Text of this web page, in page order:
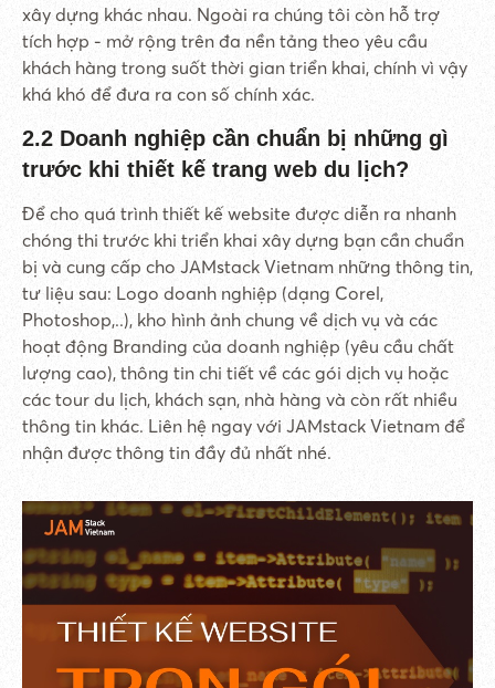
xây dựng khác nhau. Ngoài ra chúng tôi còn hỗ trợ
tích hợp - mở rộng trên đa nền tảng theo yêu cầu
khách hàng trong suốt thời gian triển khai, chính vì vậy
khá khó để đưa ra con số chính xác.
2.2 Doanh nghiệp cần chuẩn bị những gì
trước khi thiết kế trang web du lịch?
Để cho quá trình thiết kế website được diễn ra nhanh
chóng thi trước khi triển khai xây dựng bạn cần chuẩn
bị và cung cấp cho JAMstack Vietnam những thông tin,
tư liệu sau: Logo doanh nghiệp (dạng Corel,
Photoshop,..), kho hình ảnh chung về dịch vụ và các
hoạt động Branding của doanh nghiệp (yêu cầu chất
lượng cao), thông tin chi tiết về các gói dịch vụ hoặc
các tour du lịch, khách sạn, nhà hàng và còn rất nhiều
thông tin khác. Liên hệ ngay với JAMstack Vietnam để
nhận được thông tin đầy đủ nhất nhé.